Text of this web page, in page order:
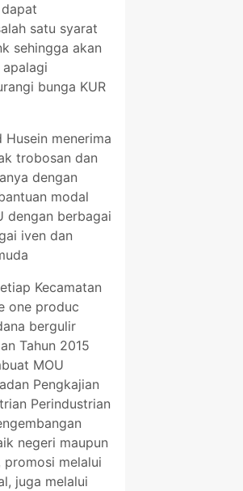
satu syarat
sehingga akan
bunga KUR
menerima
trobosan dan
dengan
modal
dengan berbagai
iven dan
Kecamatan
one produc
bergulir
Tahun 2015
MOU
Pengkajian
Perindustrian
negeri maupun
melalui
juga melalui